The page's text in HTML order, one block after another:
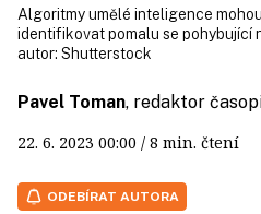
Algoritmy umělé inteligence
identifikovat pomalu se pohybující
autor: Shutterstock
Pavel Toman, redaktor
22. 6. 2023 00:00 / 8 min. čtení
ODEBÍRAT AUTORA